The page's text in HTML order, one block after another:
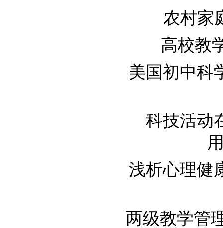
农村家
高校教
美国初中科
科技活动
浅析心理健
两级教学管